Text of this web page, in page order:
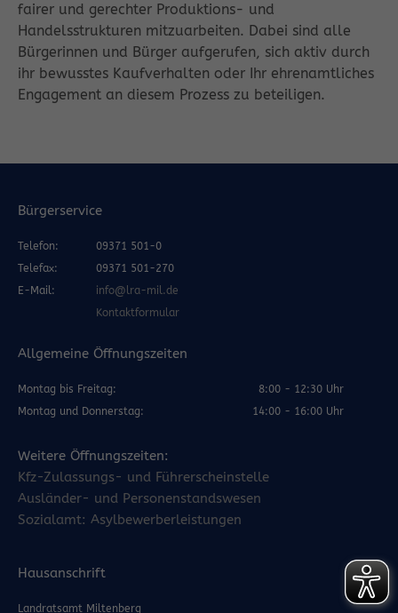
fairer und gerechter Produktions- und
Handelsstrukturen mitzuarbeiten. Dabei sind alle
Bürgerinnen und Bürger aufgerufen, sich aktiv durch
ihr bewusstes Kaufverhalten oder Ihr ehrenamtliches
Engagement an diesem Prozess zu beteiligen.
Bürgerservice
Telefon:
09371 501-0
Telefax:
09371 501-270
E-Mail:
info@lra-mil.de
Kontaktformular
Allgemeine Öffnungszeiten
Montag bis Freitag:
8:00 - 12:30 Uhr
Montag und Donnerstag:
14:00 - 16:00 Uhr
Weitere Öffnungszeiten:
Kfz-Zulassungs- und Führerscheinstelle
Ausländer- und Personenstandswesen
Sozialamt: Asylbewerberleistungen
Hausanschrift
Landratsamt Miltenberg